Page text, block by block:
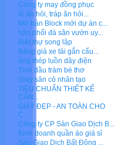
Công ty may đồng phục
lễ ăn hỏi, tráp ăn hỏi...
Mở bán Block mới dự án c...
hân phối đá sân vườn uy...
Biệt thự song lập
Bảng giá xe tải gắn cẩu...
ống thép luồn dây điện
Tinh dầu tràm bé thơ
Giày sân cỏ nhân tạo
TIÊU CHUẨN THIẾT KẾ
CĂN...
GIÀY ĐẸP - AN TOÀN CHO
C...
Công ty CP Sàn Giao Dịch B...
Kinh doanh quần áo giá sỉ
Sàn Giao Dịch Bất Động ...